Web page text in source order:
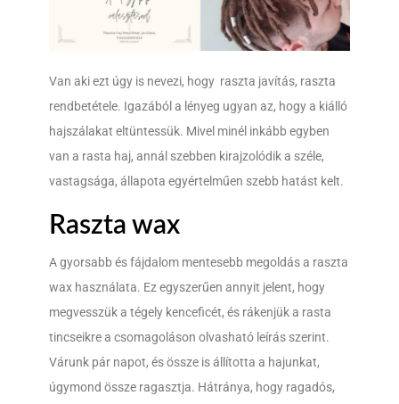
Van aki ezt úgy is nevezi, hogy raszta javítás, raszta
rendbetétele. Igazából a lényeg ugyan az, hogy a kiálló
hajszálakat eltüntessük. Mivel minél inkább egyben
van a rasta haj, annál szebben kirajzolódik a széle,
vastagsága, állapota egyértelműen szebb hatást kelt.
Raszta wax
A gyorsabb és fájdalom mentesebb megoldás a raszta
wax használata. Ez egyszerűen annyit jelent, hogy
megvesszük a tégely kenceficét, és rákenjük a rasta
tincseikre a csomagoláson olvasható leírás szerint.
Várunk pár napot, és össze is állította a hajunkat,
úgymond össze ragasztja. Hátránya, hogy ragadós,